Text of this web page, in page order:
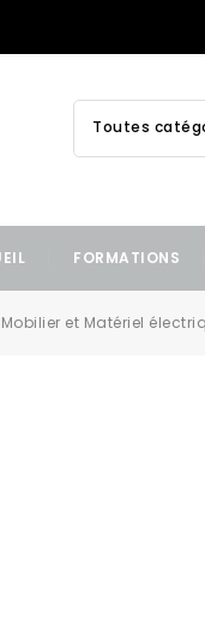
Toutes
FORMATIONS
Mobilier et Matériel